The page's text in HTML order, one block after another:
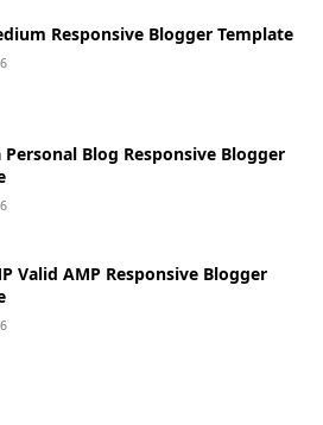
Responsive Blogger Template
Personal Blog Responsive Blogger
Valid AMP Responsive Blogger